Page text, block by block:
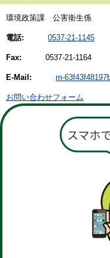
環境政策課 公害衛生係
電話: 0537-21-1145
Fax: 0537-21-1164
E-Mail: m-
お問い合わせフォーム